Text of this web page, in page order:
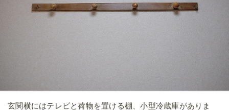
玄関横にはテレビと荷物を置ける棚、小型冷蔵庫がありま